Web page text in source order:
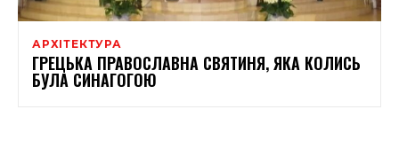
АРХІТЕКТУРА
ГРЕЦЬКА ПРАВОСЛАВНА СВЯТИНЯ, ЯКА КОЛИСЬ
БУЛА СИНАГОГОЮ